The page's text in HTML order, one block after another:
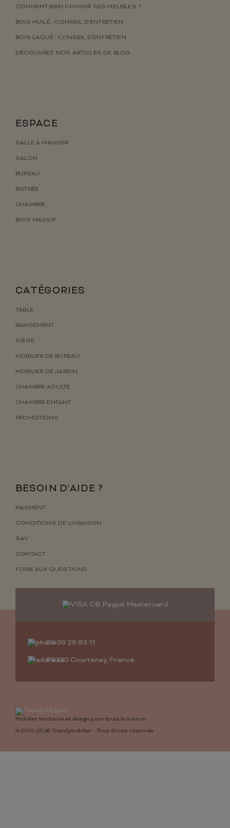
COMMENT BIEN CHOISIR SES MEUBLES ?
BOIS HUILÉ : CONSEIL D’ENTRETIEN
BOIS LAQUÉ : CONSEIL D’ENTRETIEN
DÉCOUVREZ NOS ARTICLES DE BLOG
ESPACE
SALLE À MANGER
SALON
BUREAU
ENTRÉE
CHAMBRE
BOIS MASSIF
CATÉGORIES
TABLE
RANGEMENT
SIÈGE
MOBILIER DE BUREAU
MOBILIER DE JARDIN
CHAMBRE ADULTE
CHAMBRE ENFANT
PROMOTIONS
BESOIN D’AIDE ?
PAIEMENT
CONDITIONS DE LIVRAISON
SAV
CONTACT
FOIRE AUX QUESTIONS
02 38 28 83 11
45320 Courtenay, France
Mobilier tendance et design pour toute la maison
© 2010-2026 Trendymobilier - Tous droits réservés